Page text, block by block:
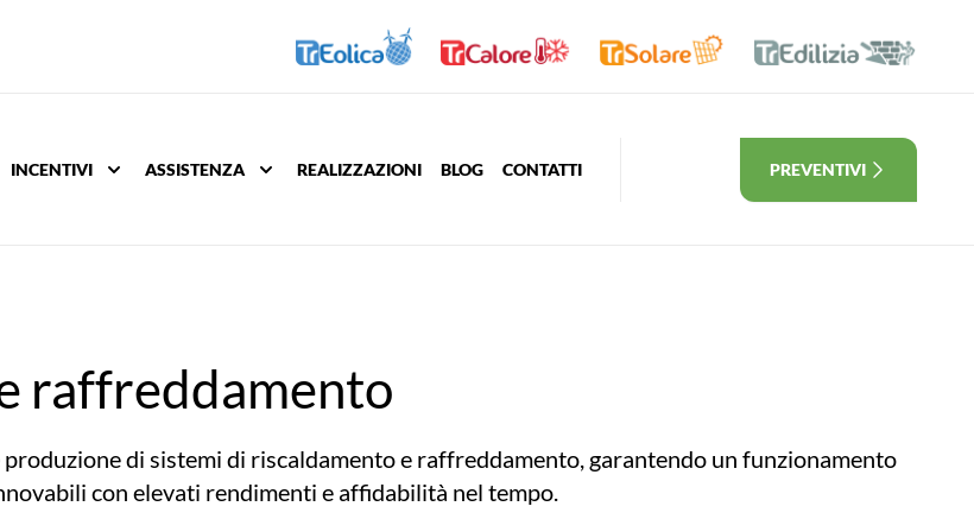
INCENTIVI ASSISTENZA REALIZZAZIONI BLOG CONTATTI PREVENTIVI
raffreddamento
di sistemi di riscaldamento e raffreddamento, garantendo un funzionamento
con elevati rendimenti e affidabilità nel tempo.